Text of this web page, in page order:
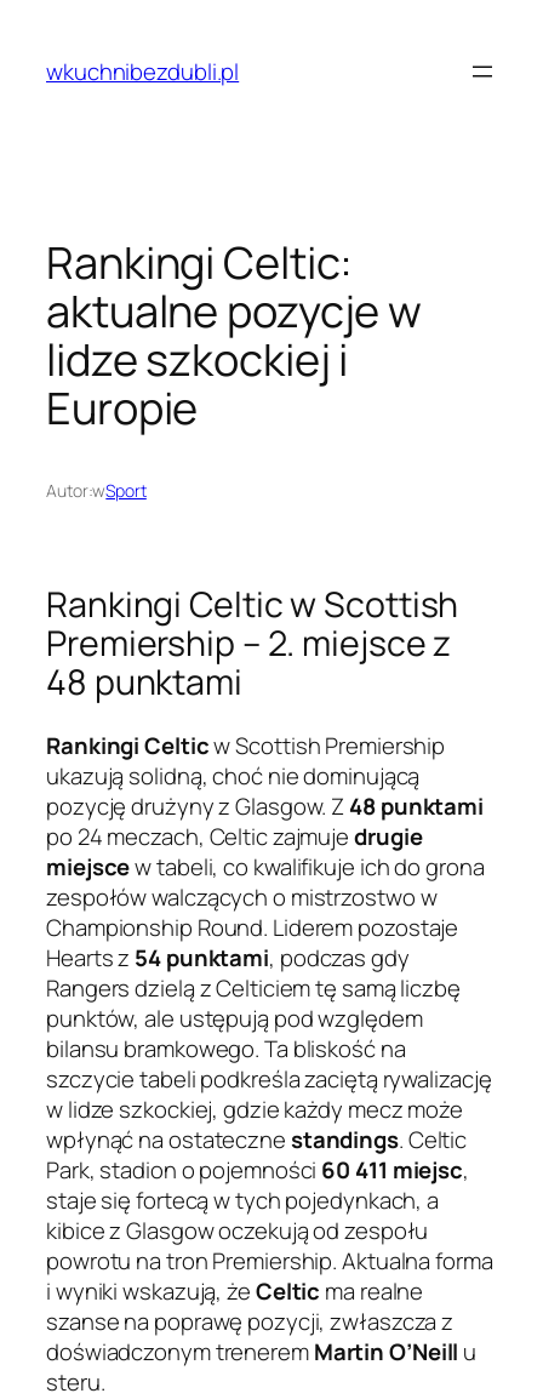
treściwkuchnibezdubli.pl
Rankingi Celtic:
aktualne pozycje w
lidze szkockiej i
Europie
Autor:wSport
Rankingi Celtic w Scottish
Premiership – 2. miejsce z
48 punktami
Rankingi Celticw Scottish Premiership
ukazują solidną, choć nie dominującą
pozycję drużyny z Glasgow. Z 48 punktami
po 24 meczach, Celtic zajmujedrugie
miejscew tabeli, co kwalifikuje ich do grona
zespołów walczących o mistrzostwo w
Championship Round. Liderem pozostaje
Hearts z 54 punktami, podczas gdy
Rangers dzielą z Celticiem tę samą liczbę
punktów, ale ustępują pod względem
bilansu bramkowego. Ta bliskość na
szczycie tabeli podkreśla zaciętą rywalizację
w lidze szkockiej, gdzie każdy mecz może
wpłynąć na ostatecznestandings. Celtic
Park, stadion o pojemności 60 411 miejsc,
staje się fortecą w tych pojedynkach, a
kibice z Glasgow oczekują od zespołu
powrotu na tron Premiership. Aktualna forma
i wyniki wskazują, żeCeltic ma realne
szanse na poprawę pozycji, zwłaszcza z
doświadczonym treneremMartin O’Neill u
steru.